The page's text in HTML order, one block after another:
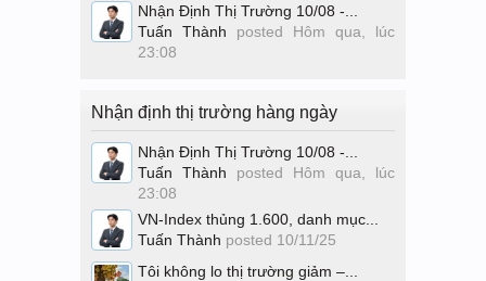
Nhận Định Thị Trường 10/08 -...
Tuấn Thành posted Hôm qua, lúc
23:08
Nhận định thị trường hàng ngày
Nhận Định Thị Trường 10/08 -...
Tuấn Thành posted Hôm qua, lúc
23:08
VN-Index thủng 1.600, danh mục...
Tuấn Thành posted 10/11/25
Tôi không lo thị trường giảm –...